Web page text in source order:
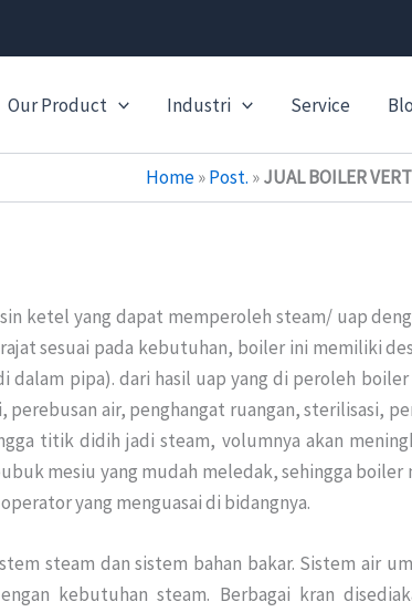
Our Product Industri Service
Home»Post. »JUAL BOILER
ketel yang dapat memperoleh steam/ uap
sesuai pada kebutuhan, boiler ini memiliki
pipa). dari hasil uap yang di peroleh
air, penghangat ruangan, sterilisasi,
titik didih jadi steam, volumnya akan
mesiu yang mudah meledak, sehingga
yang menguasai di bidangnya.
steam dan sistem bahan bakar. Sistem air
kebutuhan steam. Berbagai kran